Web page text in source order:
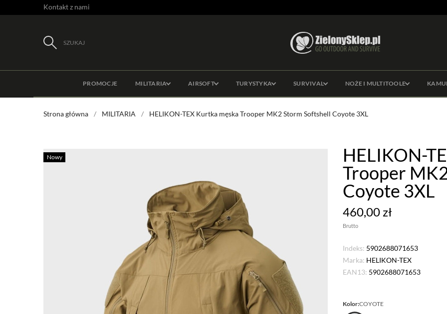
Kontakt z nami
SZUKAJ
PROMOCJE MILITARIA AIRSOFT TURYSTYKA SURVIVAL NOŻE I MULTITOOLE
Strona główna MILITARIA HELIKON-TEX Kurtka męska Trooper MK2 Storm Softshell Coyote 3XL
Nowy
HELIKON-
Trooper
Coyote 3XL
460,00 zł
Brutto
Indeks: 5902688071653
Marka: HELIKON-TEX
EAN13: 5902688071653
Kolor:COYOTE